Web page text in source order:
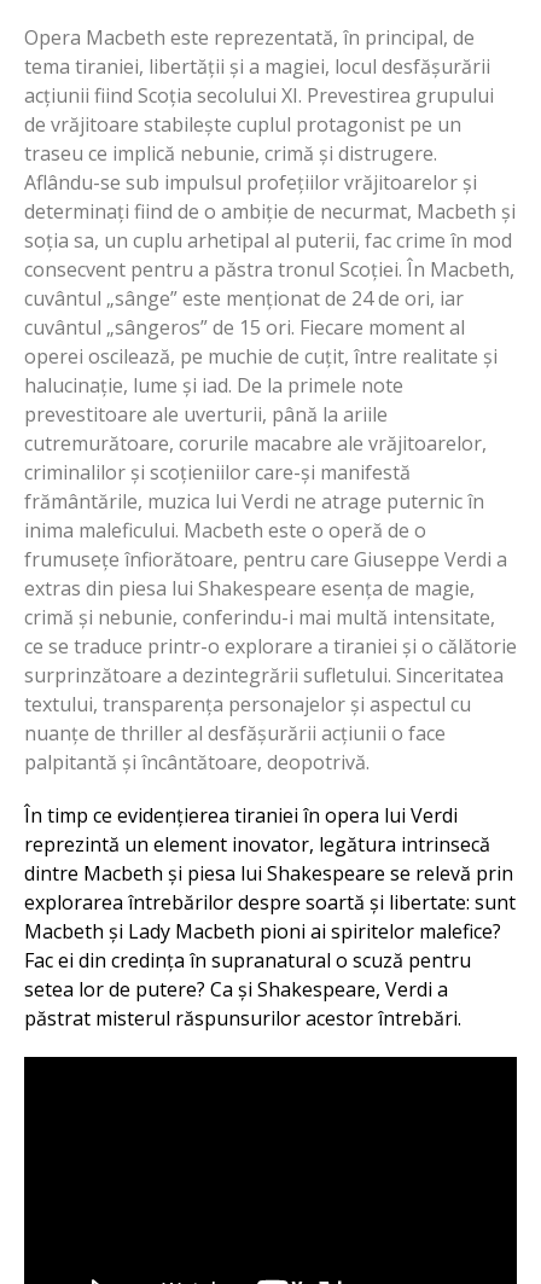
Opera Macbeth este reprezentată, în principal, de
tema tiraniei, libertății și a magiei, locul desfășurării
acțiunii fiind Scoția secolului XI. Prevestirea grupului
de vrăjitoare stabilește cuplul protagonist pe un
traseu ce implică nebunie, crimă și distrugere.
Aflându-se sub impulsul profețiilor vrăjitoarelor și
determinați fiind de o ambiție de necurmat, Macbeth și
soția sa, un cuplu arhetipal al puterii, fac crime în mod
consecvent pentru a păstra tronul Scoției. În Macbeth,
cuvântul „sânge” este menționat de 24 de ori, iar
cuvântul „sângeros” de 15 ori. Fiecare moment al
operei oscilează, pe muchie de cuțit, între realitate și
halucinație, lume și iad. De la primele note
prevestitoare ale uverturii, până la ariile
cutremurătoare, corurile macabre ale vrăjitoarelor,
criminalilor și scoțieniilor care-și manifestă
frământările, muzica lui Verdi ne atrage puternic în
inima maleficului. Macbeth este o operă de o
frumusețe înfiorătoare, pentru care Giuseppe Verdi a
extras din piesa lui Shakespeare esența de magie,
crimă și nebunie, conferindu-i mai multă intensitate,
ce se traduce printr-o explorare a tiraniei și o călătorie
surprinzătoare a dezintegrării sufletului. Sinceritatea
textului, transparența personajelor și aspectul cu
nuanțe de thriller al desfășurării acțiunii o face
palpitantă și încântătoare, deopotrivă.
În timp ce evidențierea tiraniei în opera lui Verdi
reprezintă un element inovator, legătura intrinsecă
dintre Macbeth și piesa lui Shakespeare se relevă prin
explorarea întrebărilor despre soartă și libertate: sunt
Macbeth și Lady Macbeth pioni ai spiritelor malefice?
Fac ei din credința în supranatural o scuză pentru
setea lor de putere? Ca și Shakespeare, Verdi a
păstrat misterul răspunsurilor acestor întrebări.